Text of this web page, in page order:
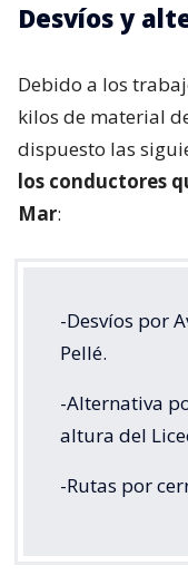
Desvíos y
Debido a los
kilos de material
dispuesto las
los conductores
Mar:
-Desvíos por
Pellé.
-Alternativa
altura del
-Rutas por